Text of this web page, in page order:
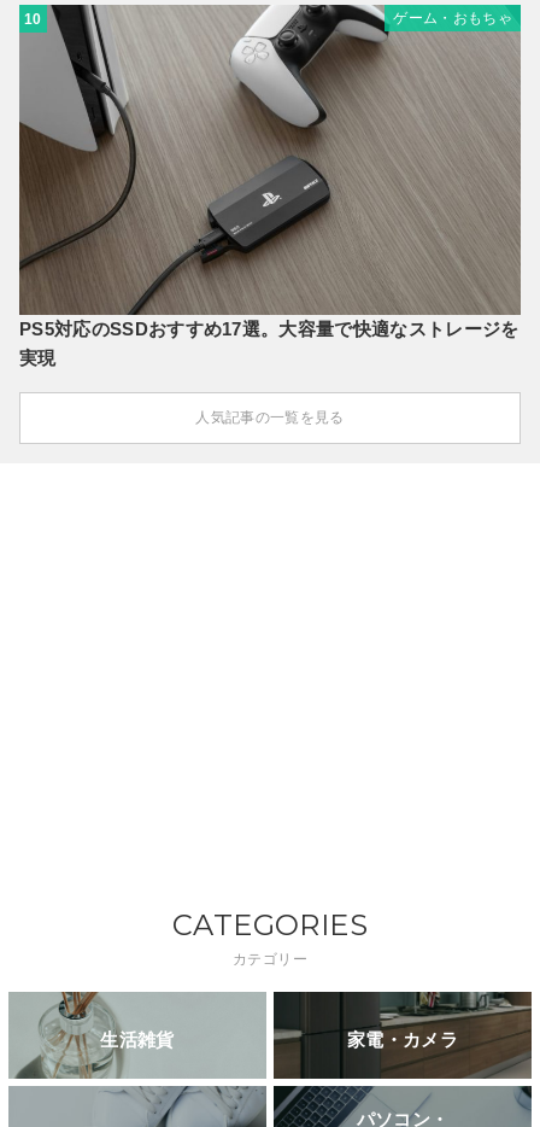
10 ゲーム・おもちゃ
PS5対応のSSDおすすめ17選。大容量で快適なストレージを
実現
人気記事の一覧を見る
CATEGORIES
カテゴリー
生活雑貨 家電・カメラ
パソコン・